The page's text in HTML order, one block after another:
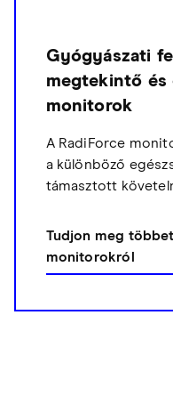
Gyógyászati
megtekintő és
monitorok
A RadiForce
a különböző
támasztott
Tudjon meg
monitorokról